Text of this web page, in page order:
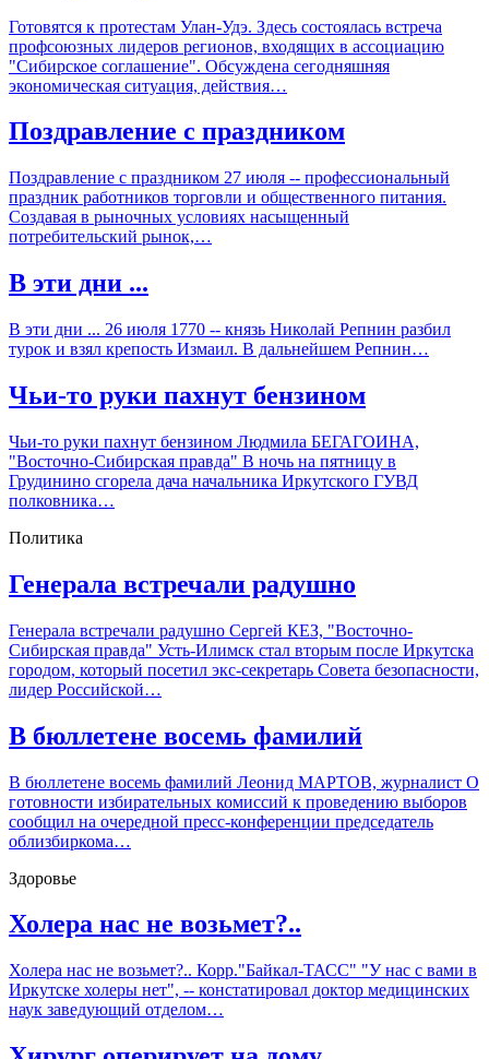
Готовятся к протестам Улан-Удэ. Здесь состоялась встреча
профсоюзных лидеров регионов, входящих в ассоциацию
"Сибирское соглашение". Обсуждена сегодняшняя
экономическая ситуация, действия…
Поздравление с праздником
Поздравление с праздником 27 июля -- профессиональный
праздник работников торговли и общественного питания.
Создавая в рыночных условиях насыщенный
потребительский рынок,…
В эти дни ...
В эти дни ... 26 июля 1770 -- князь Николай Репнин разбил
турок и взял крепость Измаил. В дальнейшем Репнин…
Чьи-то руки пахнут бензином
Чьи-то руки пахнут бензином Людмила БЕГАГОИНА,
"Восточно-Сибирская правда" В ночь на пятницу в
Грудинино сгорела дача начальника Иркутского ГУВД
полковника…
Политика
Генерала встречали радушно
Генерала встречали радушно Сергей КЕЗ, "Восточно-
Сибирская правда" Усть-Илимск стал вторым после Иркутска
городом, который посетил экс-секретарь Совета безопасности,
лидер Российской…
В бюллетене восемь фамилий
В бюллетене восемь фамилий Леонид МАРТОВ, журналист О
готовности избирательных комиссий к проведению выборов
сообщил на очередной пресс-конференции председатель
облизбиркома…
Здоровье
Холера нас не возьмет?..
Холера нас не возьмет?.. Корр."Байкал-ТАСС" "У нас с вами в
Иркутске холеры нет", -- констатировал доктор медицинских
наук заведующий отделом…